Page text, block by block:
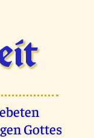
Gottes